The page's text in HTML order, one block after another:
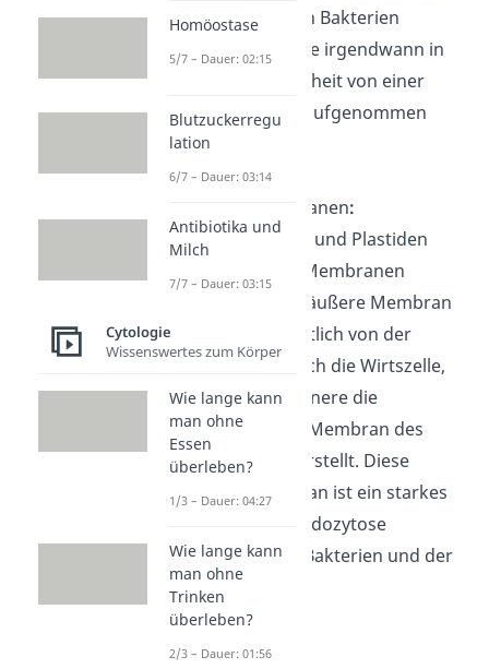
eigenständigen Bakterien
abstammen, die irgendwann in
der Vergangenheit von einer
anderen Zelle aufgenommen
wurden.
Doppelmembranen:
Mitochondrien und Plastiden
sind von zwei Membranen
umgeben. Die äußere Membran
stammt vermutlich von der
Aufnahme durch die Wirtszelle,
während die innere die
ursprüngliche Membran des
Bakteriums darstellt. Diese
Doppelmembran ist ein starkes
Indiz für die Endozytose
zwischen den Bakterien und der
Urzelle.
Zellteilung
Homöostase
5/7 – Dauer: 02:15
Blutzuckerregu
lation
6/7 – Dauer: 03:14
Antibiotika und
Milch
7/7 – Dauer: 03:15
Cytologie
Wissenswertes zum Körper
Wie lange kann
man ohne
Essen
überleben?
1/3 – Dauer: 04:27
Wie lange kann
man ohne
Trinken
überleben?
2/3 – Dauer: 01:56